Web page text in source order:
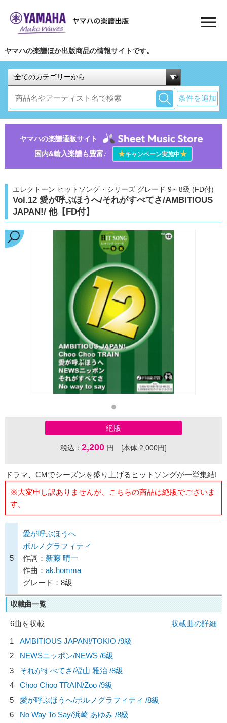
ヤマハの楽譜ほか出版商品の情報サイトです。
条件を追加
ヤマハの楽譜通販サイト
国内&輸入楽譜も豊富♪
★キャンペーン実施中★
エレクトーン ヒットソング・シリーズ グレード 9～8級 (FD付)
Vol.12 愛が呼ぶほうへ/それがすべてさ/AMBITIOUS
JAPAN!/ 他【FD付】
絶版
税込： 2,200 円 [本体 2,000円]
ドラマ、CMでシーズンを盛り上げるヒットソングが一挙集結!
※大変申し訳ありませんが、こちらの商品は絶版でございま
す。
5
愛が呼ぶほうへ
ポルノグラフィティ
作詞： 新藤 晴一
作曲： ak.homma
グレード：8級
収載曲一覧
6曲を収載
収載曲の詳細
1
AMBITIOUS JAPAN!/TOKIO /9級
2
NEWSニッポン/NEWS /6級
3
それがすべてさ/福山 雅治 /8級
4
Choo Choo TRAIN/Zoo /9級
5
愛が呼ぶほうへ/ポルノグラフィティ /8級
6
No Way To Say/浜崎 あゆみ /8級